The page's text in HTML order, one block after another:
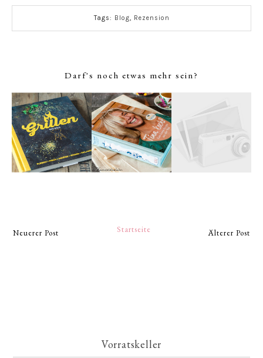
Tags: Blog, Rezension
Darf's noch etwas mehr sein?
Neuerer Post Älterer Post
Startseite
Vorratskeller